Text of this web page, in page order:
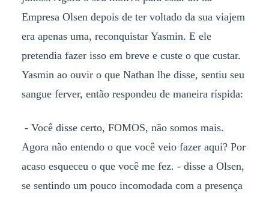
Empresa Olsen depois de ter voltado da sua viajem
era apenas uma, reconquistar Yasmin. E ele
pretendia fazer isso em breve e custe o que custar.
Yasmin ao ouvir o que Nathan lhe disse, sentiu seu
sangue ferver, então respondeu de maneira ríspida:
- Você disse certo, FOMOS, não somos mais.
Agora não entendo o que você veio fazer aqui? Por
acaso esqueceu o que você me fez. - disse a Olsen,
se sentindo um pouco incomodada com a presença